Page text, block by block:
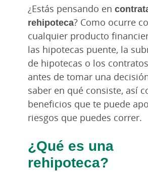
¿Estás pensando en
rehipoteca? Como ocurre
cualquier producto
las hipotecas puente, la
de hipotecas o los
antes de tomar una
saber en qué consiste, así
beneficios que te puede
riesgos que puedes correr.
¿Qué es una
rehipoteca?